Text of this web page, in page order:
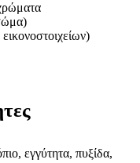
εγγύτητα, πυξίδα,